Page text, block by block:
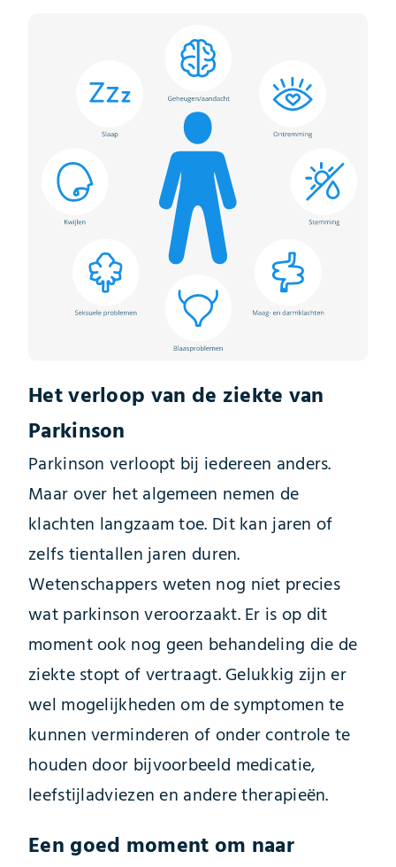
Het verloop van de ziekte van
Parkinson
Parkinson verloopt bij iedereen anders.
Maar over het algemeen nemen de
klachten langzaam toe. Dit kan jaren of
zelfs tientallen jaren duren.
Wetenschappers weten nog niet precies
wat parkinson veroorzaakt. Er is op dit
moment ook nog geen behandeling die de
ziekte stopt of vertraagt. Gelukkig zijn er
wel mogelijkheden om de symptomen te
kunnen verminderen of onder controle te
houden door bijvoorbeeld medicatie,
leefstijladviezen en andere therapieën.
Een goed moment om naar